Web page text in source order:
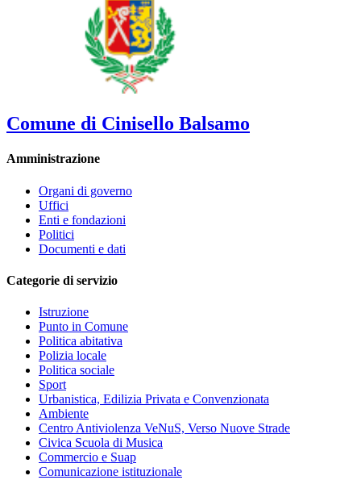
Comune di Cinisello Balsamo
Amministrazione
Organi di governo
Uffici
Enti e fondazioni
Politici
Documenti e dati
Categorie di servizio
Istruzione
Punto in Comune
Politica abitativa
Polizia locale
Politica sociale
Sport
Urbanistica, Edilizia Privata e Convenzionata
Ambiente
Centro Antiviolenza VeNuS, Verso Nuove Strade
Civica Scuola di Musica
Commercio e Suap
Comunicazione istituzionale